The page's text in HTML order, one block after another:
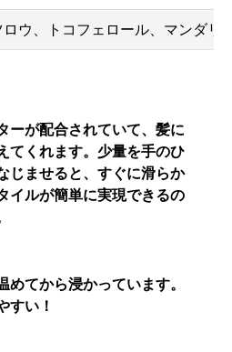
ウ、トコフェロール、マンダリ
ーが配合されていて、髪に
てくれます。少量を手のひ
じませると、すぐに滑らか
イルが簡単に実現できるの
てから浸かっています。
すい！